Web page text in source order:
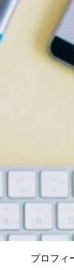
プロフィ